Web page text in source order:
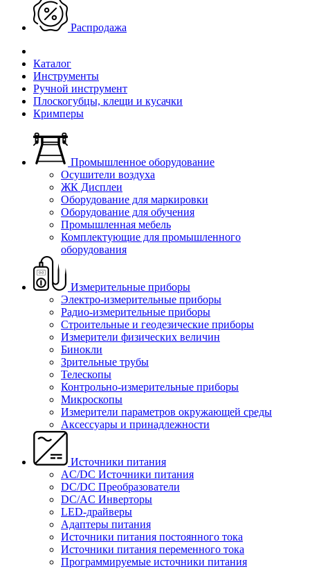
Распродажа
Каталог
Инструменты
Ручной инструмент
Плоскогубцы, клещи и кусачки
Кримперы
Промышленное оборудование
Осушители воздуха
ЖК Дисплеи
Оборудование для маркировки
Оборудование для обучения
Промышленная мебель
Комплектующие для промышленного
оборудования
Измерительные приборы
Электро-измерительные приборы
Радио-измерительные приборы
Строительные и геодезические приборы
Измерители физических величин
Бинокли
Зрительные трубы
Телескопы
Контрольно-измерительные приборы
Микроскопы
Измерители параметров окружающей среды
Аксессуары и принадлежности
Источники питания
AC/DC Источники питания
DC/DC Преобразователи
DC/AC Инверторы
LED-драйверы
Адаптеры питания
Источники питания постоянного тока
Источники питания переменного тока
Программируемые источники питания